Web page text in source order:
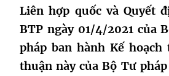
Liên hợp quốc và Quyết
BTP ngày 01/4/2021 của
pháp ban hành Kế
thuận này của Bộ Tư